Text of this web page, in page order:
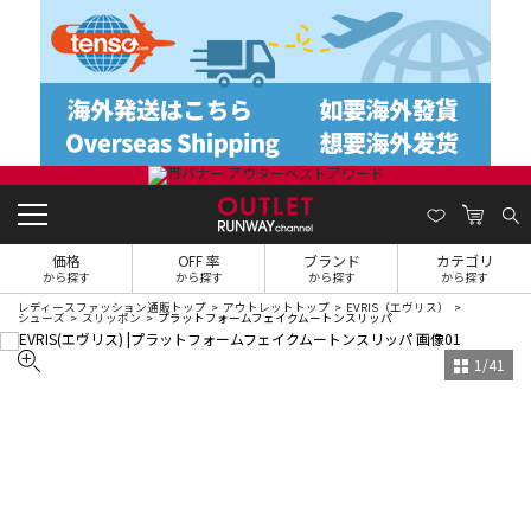
価格
から探す
OFF 率
から探す
ブランド
から探す
カテゴリ
から探す
レディースファッション通販トップ アウトレットトップ EVRIS（エヴリス）
シューズ スリッポン プラットフォームフェイクムートンスリッパ
1 /41